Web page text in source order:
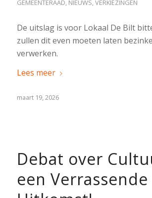
GEMEENTERAAD, NIEUWS,VERKIEZINGEN
De uitslag is voor Lokaal De Bilt
zullen dit even moeten laten
verwerken.
Lees meer
maart 19, 2026
Debat over
een Verrassende